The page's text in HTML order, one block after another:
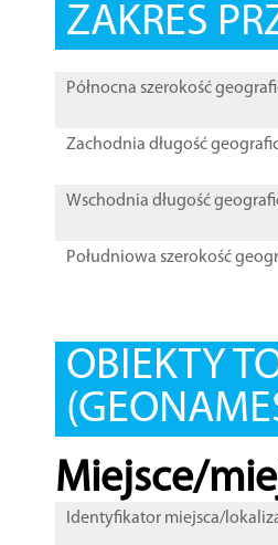
ZAKRES
Północna szerokość
Zachodnia długość
Wschodnia długość
Południowa szerokość
OBIEKTY
Miejsce/
Identyfikator miejsca/